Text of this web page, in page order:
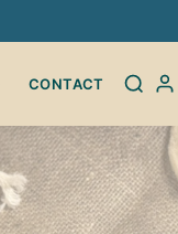
CONTACT